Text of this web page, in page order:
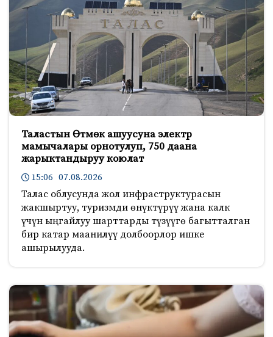
Таластын Өтмөк ашуусуна электр
мамычалары орнотулуп, 750 даана
жарыктандыруу коюлат
15:06 07.08.2026
Талас облусунда жол инфраструктурасын
жакшыртуу, туризмди өнүктүрүү жана калк
үчүн ыңгайлуу шарттарды түзүүгө багытталган
бир катар маанилүү долбоорлор ишке
ашырылууда.